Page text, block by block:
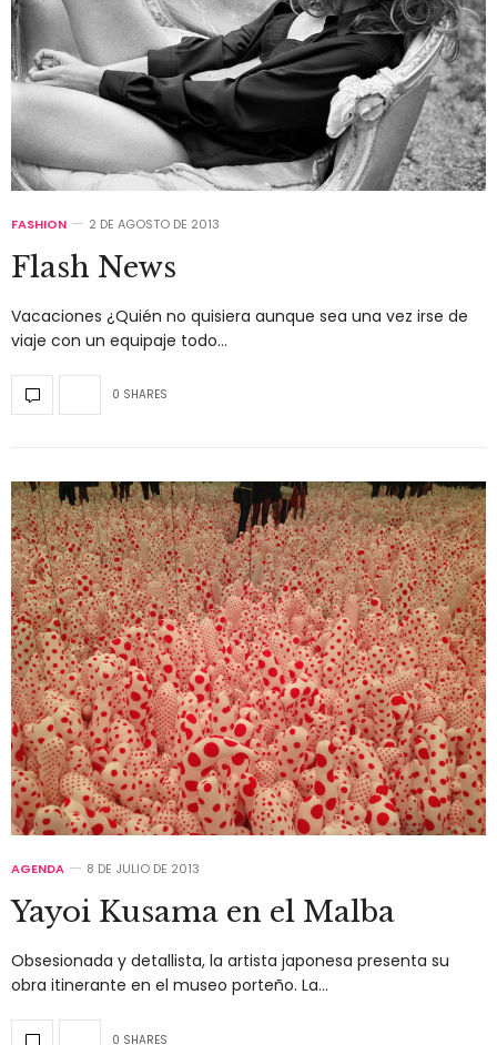
FASHION 2 DE AGOSTO DE 2013
Flash News
Vacaciones ¿Quién no quisiera aunque sea una vez irse de
viaje con un equipaje todo…
0 SHARES
AGENDA 8 DE JULIO DE 2013
Yayoi Kusama en el Malba
Obsesionada y detallista, la artista japonesa presenta su
obra itinerante en el museo porteño. La…
0 SHARES